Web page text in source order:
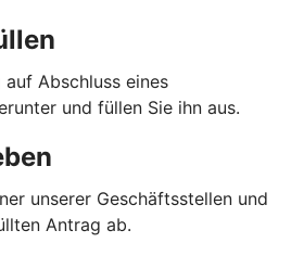
auf Abschluss eines
und füllen Sie ihn aus.
unserer Geschäftsstellen und
Antrag ab.